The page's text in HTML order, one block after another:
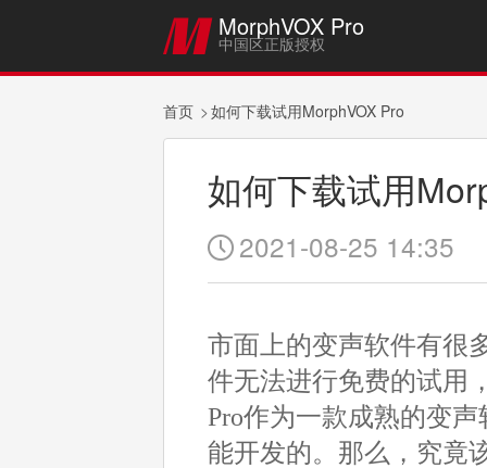
 MorphVOX Pro
中国区正版授权
首页 如何下载试用MorphVOX Pro
如何下载试用
 2021-08-25 14:35
市面上的变声软件有很
件无法进行免费的试用
Pro作为一款成熟的变
能开发的。那么，究竟